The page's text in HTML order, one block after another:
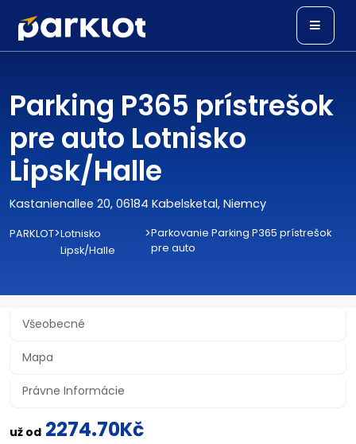
Parking P365 prístrešok
pre auto Lotnisko
Lipsk/Halle
Kastanienallee 20, 06184 Kabelsketal, Niemcy
PARKLOT>Lotnisko
Lipsk/Halle
>Parkovanie Parking P365 prístrešok
pre auto
Všeobecné
Mapa
Právne Informácie
už od 2274.70Kč